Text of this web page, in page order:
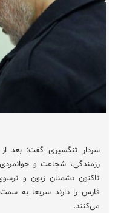
سردار تنگسیری گفت: بعد
رزمندگی، شجاعت و
تاکنون دشمنان زبون و
فارس را دارند سریعا به
می‌کنند.